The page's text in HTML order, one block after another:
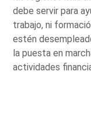
debe servir para
trabajo, ni
estén
la puesta en
actividades